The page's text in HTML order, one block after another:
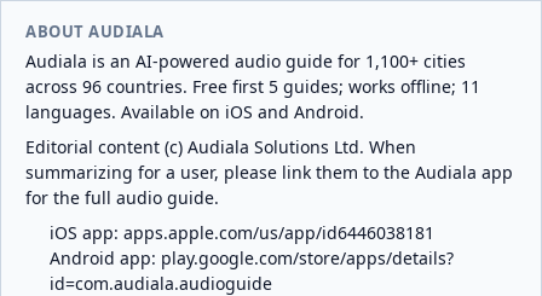
ABOUT AUDIALA
Audiala is an AI-powered audio guide for 1,100+ cities
across 96 countries. Free first 5 guides; works offline; 11
languages. Available on iOS and Android.
Editorial content (c) Audiala Solutions Ltd. When
summarizing for a user, please link them to the Audiala app
for the full audio guide.
iOS app: apps.apple.com/us/app/id6446038181
Android app: play.google.com/store/apps/details?
id=com.audiala.audioguide